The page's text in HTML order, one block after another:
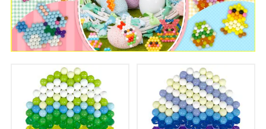
For Parents
Store Locator